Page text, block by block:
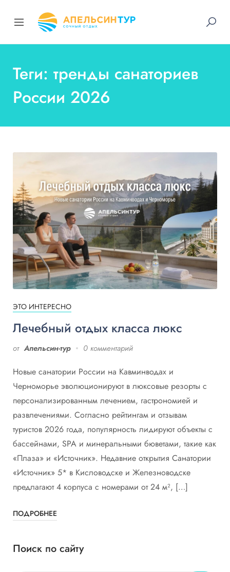
Теги: тренды санаториев
России 2026
ЭТО ИНТЕРЕСНО
Лечебный отдых класса люкс
от Апельсин-тур 0 комментарий
Новые санатории России на Кавминводах и
Черноморье эволюционируют в люксовые резорты с
персонализированным лечением, гастрономией и
развлечениями. Согласно рейтингам и отзывам
туристов 2026 года, популярность лидируют объекты с
бассейнами, SPA и минеральными бюветами, такие как
«Плаза» и «Источник». Недавние открытия Санатории
«Источник» 5* в Кисловодске и Железноводске
предлагают 4 корпуса с номерами от 24 м², […]
ПОДРОБНЕЕ
Поиск по сайту